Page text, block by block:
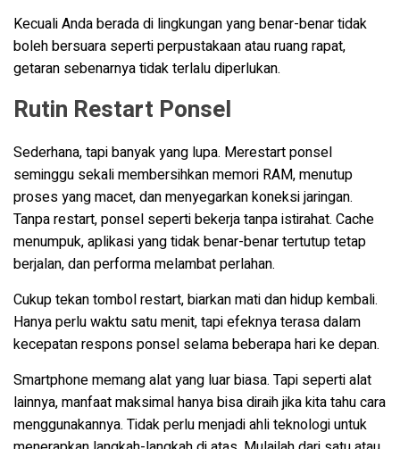
Kecuali Anda berada di lingkungan yang benar-benar tidak
boleh bersuara seperti perpustakaan atau ruang rapat,
getaran sebenarnya tidak terlalu diperlukan.
Rutin Restart Ponsel
Sederhana, tapi banyak yang lupa. Merestart ponsel
seminggu sekali membersihkan memori RAM, menutup
proses yang macet, dan menyegarkan koneksi jaringan.
Tanpa restart, ponsel seperti bekerja tanpa istirahat. Cache
menumpuk, aplikasi yang tidak benar-benar tertutup tetap
berjalan, dan performa melambat perlahan.
Cukup tekan tombol restart, biarkan mati dan hidup kembali.
Hanya perlu waktu satu menit, tapi efeknya terasa dalam
kecepatan respons ponsel selama beberapa hari ke depan.
Smartphone memang alat yang luar biasa. Tapi seperti alat
lainnya, manfaat maksimal hanya bisa diraih jika kita tahu cara
menggunakannya. Tidak perlu menjadi ahli teknologi untuk